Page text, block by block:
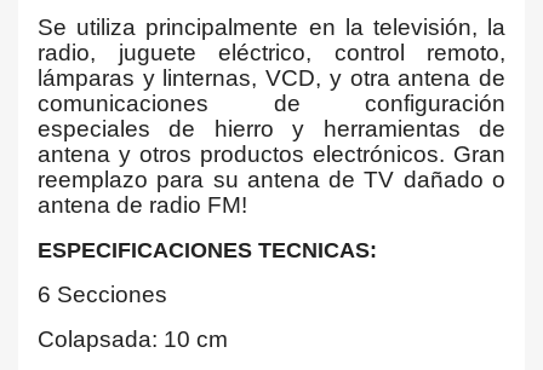
Se utiliza principalmente en la televisión, la
radio, juguete eléctrico, control remoto,
lámparas y linternas, VCD, y otra antena de
comunicaciones de configuración
especiales de hierro y herramientas de
antena y otros productos electrónicos. Gran
reemplazo para su antena de TV dañado o
antena de radio FM!
ESPECIFICACIONES TECNICAS:
6 Secciones
Colapsada: 10 cm